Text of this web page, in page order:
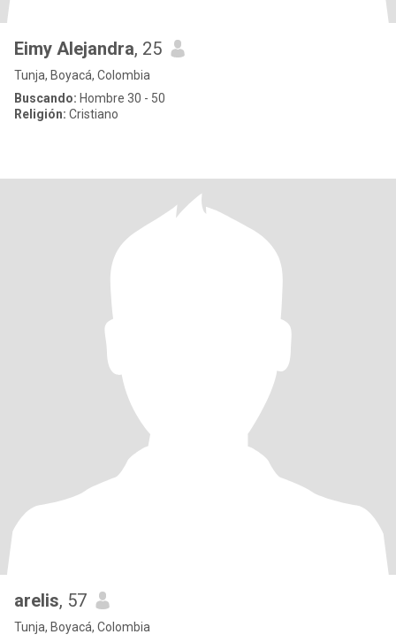
Eimy Alejandra, 25
Tunja, Boyacá, Colombia
Buscando: Hombre 30 - 50
Religión: Cristiano
arelis, 57
Tunja, Boyacá, Colombia